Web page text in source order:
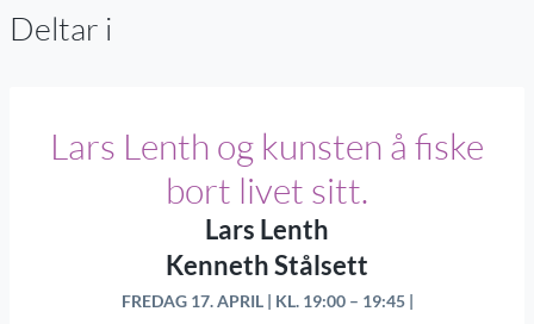
Deltar i
Lars Lenth og kunsten å fiske
bort livet sitt.
Lars Lenth
Kenneth Stålsett
FREDAG 17. APRIL | KL. 19:00 – 19:45 |